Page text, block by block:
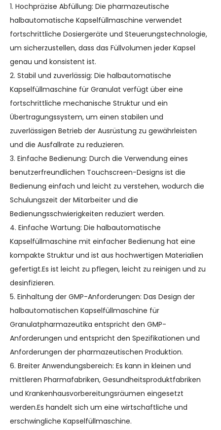
1. Hochpräzise Abfüllung: Die pharmazeutische
halbautomatische Kapselfüllmaschine verwendet
fortschrittliche Dosiergeräte und Steuerungstechnologie,
um sicherzustellen, dass das Füllvolumen jeder Kapsel
genau und konsistent ist.
2. Stabil und zuverlässig: Die halbautomatische
Kapselfüllmaschine für Granulat verfügt über eine
fortschrittliche mechanische Struktur und ein
Übertragungssystem, um einen stabilen und
zuverlässigen Betrieb der Ausrüstung zu gewährleisten
und die Ausfallrate zu reduzieren.
3. Einfache Bedienung: Durch die Verwendung eines
benutzerfreundlichen Touchscreen-Designs ist die
Bedienung einfach und leicht zu verstehen, wodurch die
Schulungszeit der Mitarbeiter und die
Bedienungsschwierigkeiten reduziert werden.
4. Einfache Wartung: Die halbautomatische
Kapselfüllmaschine mit einfacher Bedienung hat eine
kompakte Struktur und ist aus hochwertigen Materialien
gefertigt.Es ist leicht zu pflegen, leicht zu reinigen und zu
desinfizieren.
5. Einhaltung der GMP-Anforderungen: Das Design der
halbautomatischen Kapselfüllmaschine für
Granulatpharmazeutika entspricht den GMP-
Anforderungen und entspricht den Spezifikationen und
Anforderungen der pharmazeutischen Produktion.
6. Breiter Anwendungsbereich: Es kann in kleinen und
mittleren Pharmafabriken, Gesundheitsproduktfabriken
und Krankenhausvorbereitungsräumen eingesetzt
werden.Es handelt sich um eine wirtschaftliche und
erschwingliche Kapselfüllmaschine.